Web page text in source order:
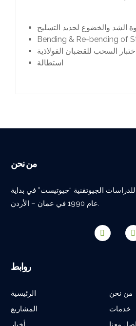
الشد والخضوع لحديد التسليح
Bending & Re-bending of
السحب للقضبان الفولاذية
استطالة
من نحن
الجيوتقنية “جيوتيست” في بداية
عام 1990 في عمان – الأردن.
روابط
الرئيسية
من نحن
المشاريع
خدمات